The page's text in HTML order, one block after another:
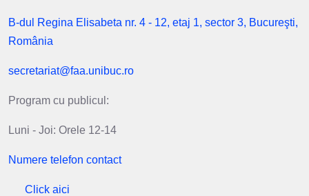
B-dul Regina Elisabeta nr. 4 - 12, etaj 1, sector 3, Bucureşti,
România
secretariat@faa.unibuc.ro
Program cu publicul:
Luni - Joi: Orele 12-14
Numere telefon contact
Click aici